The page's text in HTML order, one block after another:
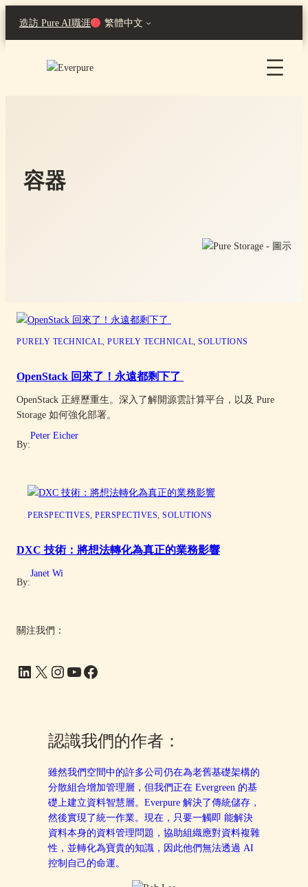
主
造訪 Pure AI職涯 繁體中文
容器
PURELY TECHNICAL, PURELY TECHNICAL, SOLUTIONS
OpenStack 回來了！永遠都剩下了
OpenStack 正經歷重生。深入了解開源雲計算平台，以及 Pure
Storage 如何強化部署。
By:
Peter Eicher
PERSPECTIVES PERSPECTIVES SOLUTIONS
DXC 技術：將想法轉化為真正的業務影響
By:
Janet Wi
關注我們：
LinkedIn X Instagram YouTube Facebook
認識我們的作者：
雖然我們空間中的許多公司仍在為老舊基礎架構的
分散組合增加管理層，但我們正在 Evergreen 的基
礎上建立資料智慧層。Everpure 解決了傳統儲存，
然後實現了統一作業。現在，只要一觸即 能解決
資料本身的資料管理問題，協助組織應對資料複雜
性，並轉化為寶貴的知識，因此他們無法透過 AI
控制自己的命運。